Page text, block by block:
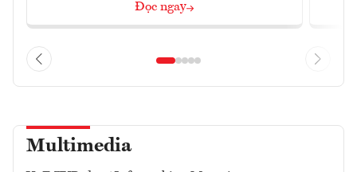
Đọc ngay
Multimedia